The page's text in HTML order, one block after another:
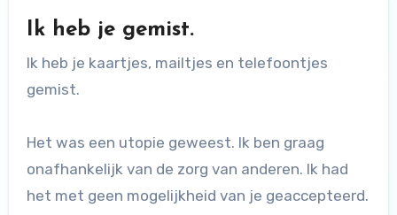
Ik heb je gemist.
Ik heb je kaartjes, mailtjes en telefoontjes
gemist.
Het was een utopie geweest. Ik ben graag
onafhankelijk van de zorg van anderen. Ik had
het met geen mogelijkheid van je geaccepteerd.